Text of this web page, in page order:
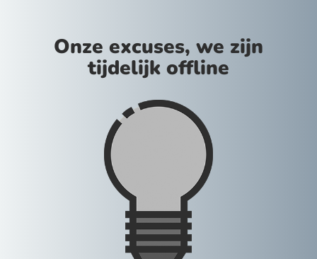
Onze excuses, we zijn
tijdelijk offline